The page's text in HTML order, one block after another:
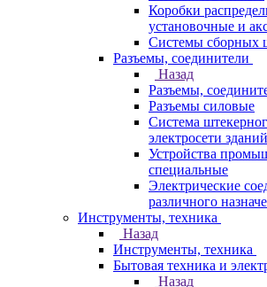
Коробки
установочные и
Системы сборных
Разъемы, соединители
Назад
Разъемы,
Разъемы силовые
Система
электросети зданий
Устройства
специальные
Электрические
различного
Инструменты, техника
Назад
Инструменты, техника
Бытовая техника и
Назад